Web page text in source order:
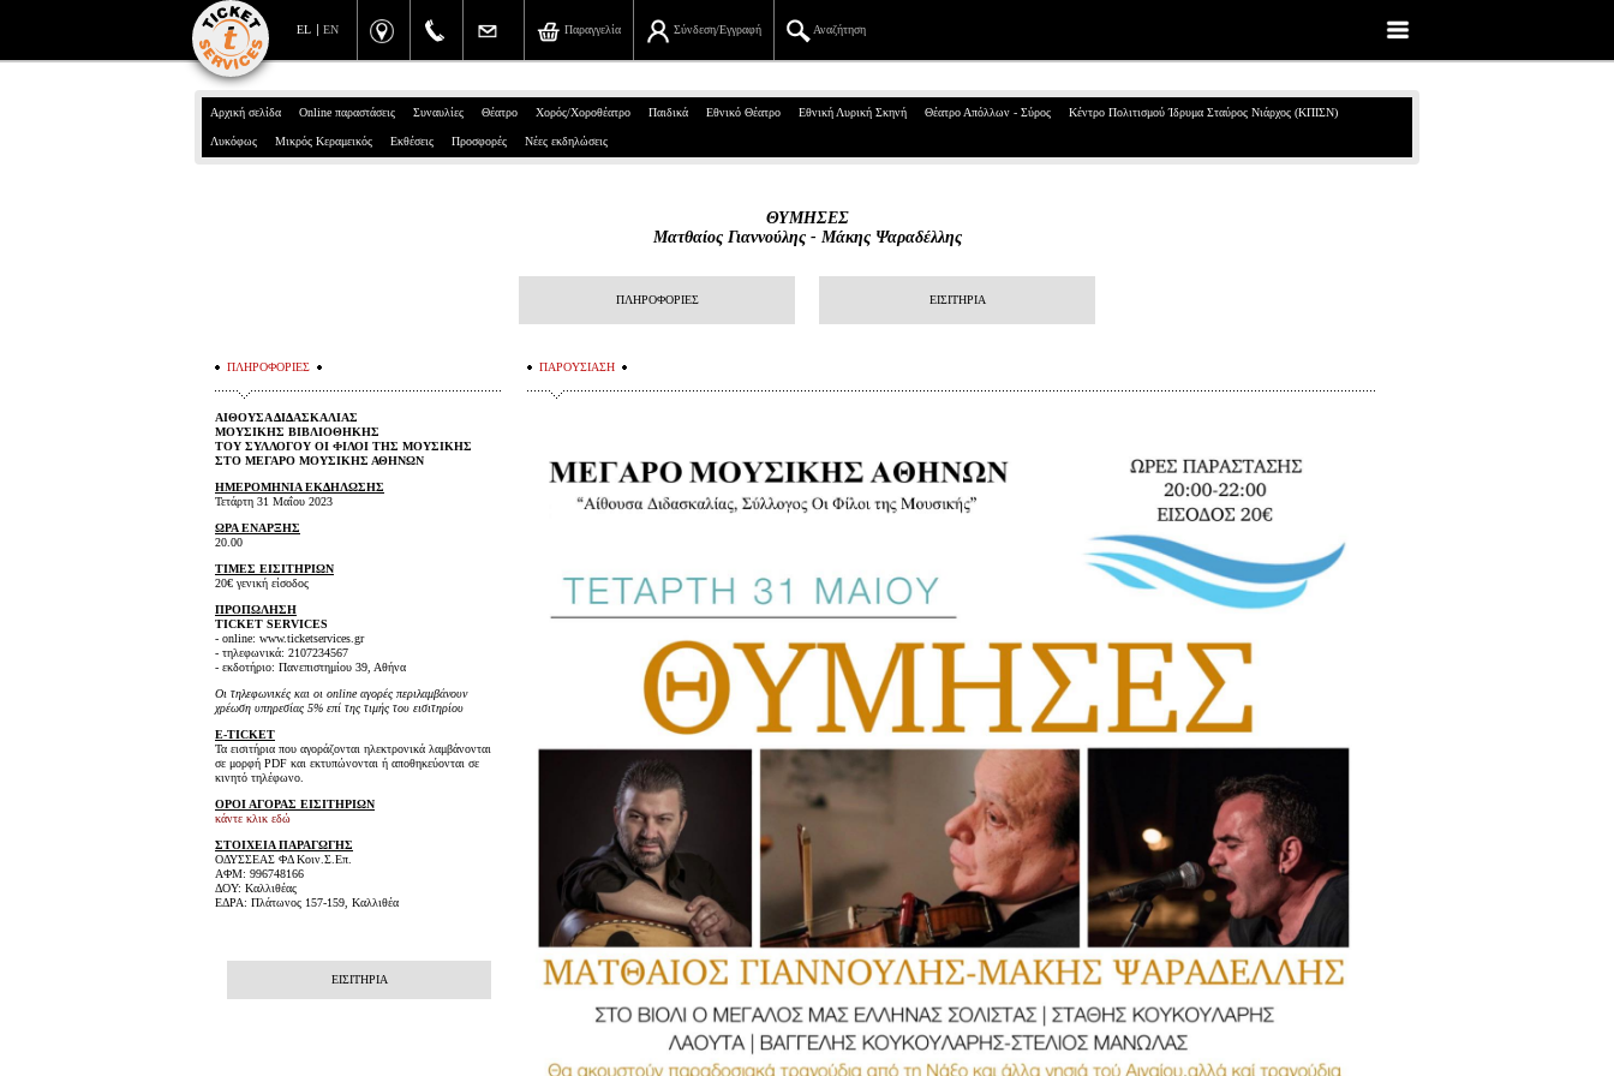
EN
EL Αναζήτηση
Σύνδεση/Εγγραφή
Παραγγελία
Πανεπιστημίου 39, Αθήνα
Αναζήτηση παραγγελίας
Αρχική σελίδα Online παραστάσεις Συναυλίες Θέατρο Χορός/Χοροθέατρο Παιδικά Εθνικό Θέατρο Εθνική Λυρική Σκηνή Θέατρο Απόλλων - Σύρος Κέντρο Πολιτισμού Ίδρυμα Σταύρος Νιάρχος (ΚΠΙΣΝ)
Λυκόφως Μικρός Κεραμεικός Εκθέσεις Προσφορές Νέες εκδηλώσεις
ΘΥΜΗΣΕΣ
Ματθαίος Γιαννούλης - Μάκης Ψαραδέλλης
ΠΛΗΡΟΦΟΡΙΕΣ ΕΙΣΙΤΗΡΙΑ
ΠΑΡΟΥΣΙΑΣΗ
ΠΛΗΡΟΦΟΡΙΕΣ
ΑΙΘΟΥΣΑ ΔΙΔΑΣΚΑΛΙΑΣ
ΜΟΥΣΙΚΗΣ ΒΙΒΛΙΟΘΗΚΗΣ
ΤΟΥ ΣΥΛΛΟΓΟΥ ΟΙ ΦΙΛΟΙ ΤΗΣ ΜΟΥΣΙΚΗΣ
ΣΤΟ ΜΕΓΑΡΟ ΜΟΥΣΙΚΗΣ ΑΘΗΝΩΝ
ΗΜΕΡΟΜΗΝΙΑ ΕΚΔΗΛΩΣΗΣ
Τετάρτη 31 Μαΐου 2023
ΩΡΑ ΕΝΑΡΞΗΣ
20.00
ΤΙΜΕΣ ΕΙΣΙΤΗΡΙΩΝ
20€ γενική είσοδος
ΠΡΟΠΩΛΗΣΗ
TICKET SERVICES
- online: www.ticketservices.gr
- τηλεφωνικά: 2107234567
- εκδοτήριο: Πανεπιστημίου 39, Αθήνα
Οι τηλεφωνικές και οι online αγορές περιλαμβάνουν
χρέωση υπηρεσίας 5% επί της τιμής του εισιτηρίου
E-TICKET
Τα εισιτήρια που αγοράζονται ηλεκτρονικά λαμβάνονται
σε μορφή PDF και εκτυπώνονται ή αποθηκεύονται σε
κινητό τηλέφωνο.
ΟΡΟΙ ΑΓΟΡΑΣ ΕΙΣΙΤΗΡΙΩΝ
κάντε κλικ εδώ
ΣΤΟΙΧΕΙΑ ΠΑΡΑΓΩΓΗΣ
ΟΔΥΣΣΕΑΣ ΦΔ Κοιν.Σ.Επ.
ΑΦΜ: 996748166
ΔΟΥ: Καλλιθέας
ΕΔΡΑ: Πλάτωνος 157-159, Καλλιθέα
ΕΙΣΙΤΗΡΙΑ